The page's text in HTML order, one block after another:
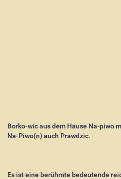
Borko-wic aus dem Hause Na-piwo
Na-Piwo(n) auch Prawdzic.
Es ist eine berühmte bedeutende